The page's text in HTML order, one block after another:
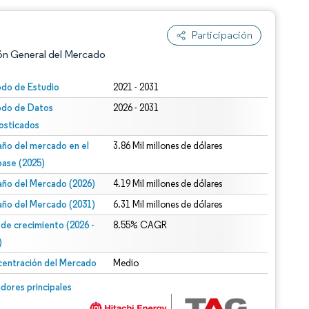
Participación
General del Mercado
de Estudio 2021 - 2031
de Datos
2026 - 2031
del mercado en el
(2025)
3.86 Mil millones de dólares
del Mercado (2026) 4.19 Mil millones de dólares
del Mercado (2031) 6.31 Mil millones de dólares
de crecimiento (2026 -
8.55% CAGR
del Mercado Medio
principales
© Mordor Intelligence. El uso requiere atribución según CC BY 4.0.
CC BY 4.0.